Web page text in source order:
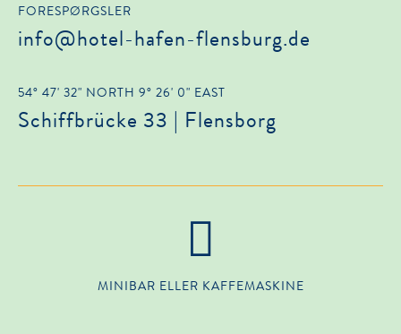
FORESPØRGSLER
info@hotel-hafen-flensburg.de
54° 47' 32" NORTH 9° 26' 0" EAST
Schiffbrücke 33 | Flensborg
MINIBAR ELLER KAFFEMASKINE